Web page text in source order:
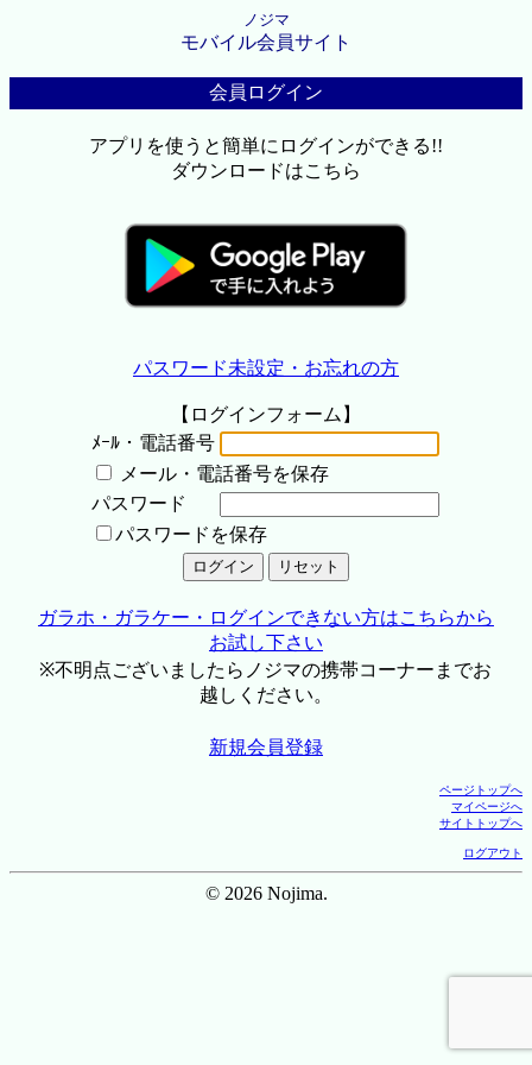
ノジマ
モバイル会員サイト
会員ログイン
アプリを使うと簡単にログインができる!!
ダウンロードはこちら
パスワード未設定・お忘れの方
【ログインフォーム】
ﾒｰﾙ・電話番号
メール・電話番号を保存
パスワード
パスワードを保存
ガラホ・ガラケー・ログインできない方はこちらから
お試し下さい
※不明点ございましたらノジマの携帯コーナーまでお
越しください。
新規会員登録
ページトップへ
マイページへ
サイトトップへ
ログアウト
© 2026 Nojima.